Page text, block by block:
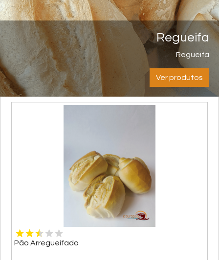
Regueifa
Regueifa
Ver produtos
Pão Arregueifado